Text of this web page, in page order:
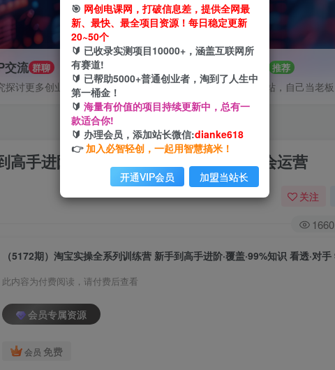
交流 群聊
探讨更多创业项目路子。
推荐
搭建同款网站，自己当老板
手进阶·覆盖·99%知识 看透·对手 学会运营
关注
1660
此内容为付费阅读，请付费后查看
会员专属资源
会员 免费
🎯 网创电课网，打破信息差，提供全网最
新、最快、最全项目资源！每日稳定更新
20~50个
🔰 已收录实测项目10000+，涵盖互联网所
有赛道!
🔰 已帮助5000+普通创业者，淘到了人生中
第一桶金！
🔰 海量有价值的项目持续更新中，总有一
款适合你!
🔰 办理会员，添加站长微信:dianke618
👉 加入必智轻创，一起用智慧搞米！
开通VIP会员 加盟当站长